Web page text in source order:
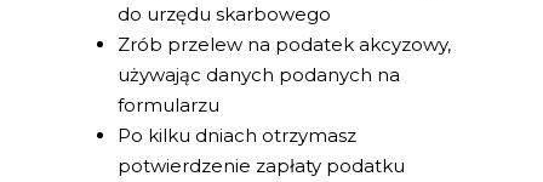
do urzędu skarbowego
Zrób przelew na podatek akcyzowy,
używając danych podanych na
formularzu
Po kilku dniach otrzymasz
potwierdzenie zapłaty podatku